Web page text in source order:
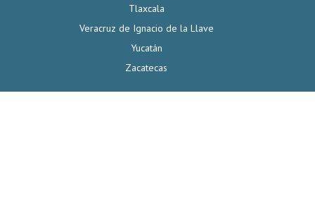
Tlaxcala
Veracruz de Ignacio de la Llave
Yucatán
Zacatecas